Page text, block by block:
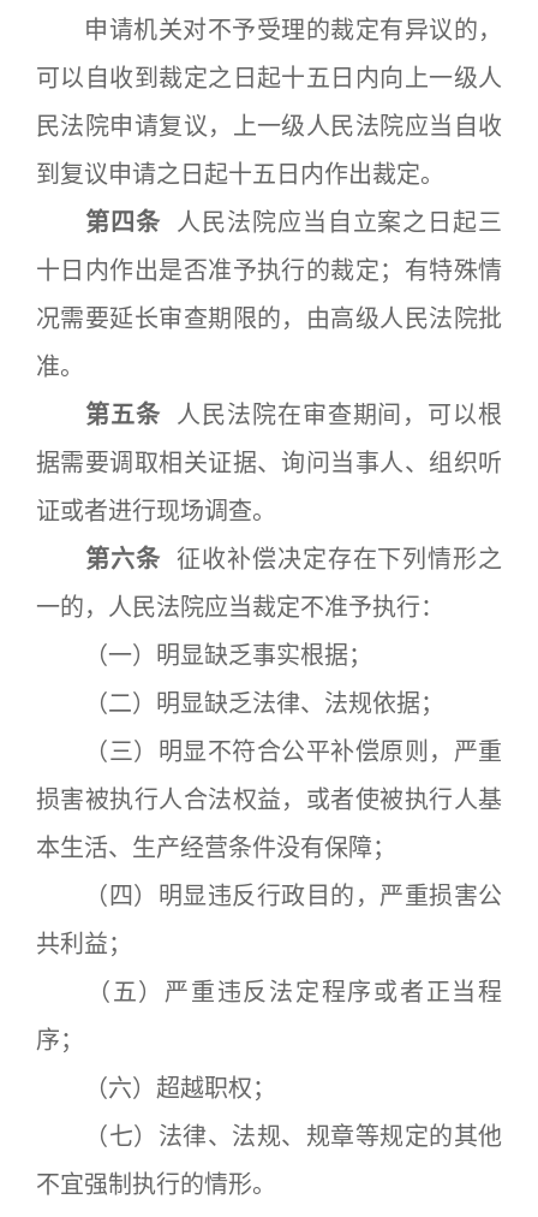
申请机关对不予受理的裁定有异议的，
可以自收到裁定之日起十五日内向上一级人
民法院申请复议，上一级人民法院应当自收
到复议申请之日起十五日内作出裁定。
第四条 人民法院应当自立案之日起三
十日内作出是否准予执行的裁定；有特殊情
况需要延长审查期限的，由高级人民法院批
准。
第五条 人民法院在审查期间，可以根
据需要调取相关证据、询问当事人、组织听
证或者进行现场调查。
第六条 征收补偿决定存在下列情形之
一的，人民法院应当裁定不准予执行：
（一）明显缺乏事实根据；
（二）明显缺乏法律、法规依据；
（三）明显不符合公平补偿原则，严重
损害被执行人合法权益，或者使被执行人基
本生活、生产经营条件没有保障；
（四）明显违反行政目的，严重损害公
共利益；
（五）严重违反法定程序或者正当程
序；
（六）超越职权；
（七）法律、法规、规章等规定的其他
不宜强制执行的情形。